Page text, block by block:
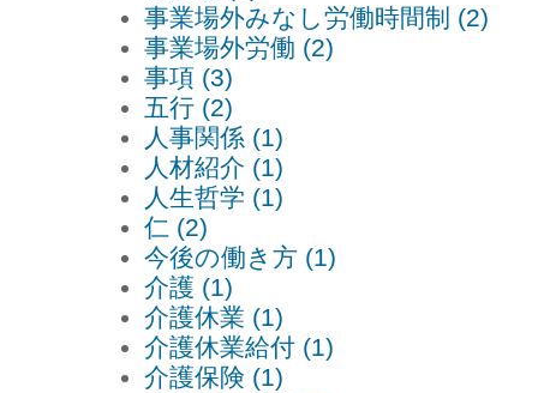
事業場外みなし労働時間制 (2)
事業場外労働 (2)
事項 (3)
五行 (2)
人事関係 (1)
人材紹介 (1)
人生哲学 (1)
仁 (2)
今後の働き方 (1)
介護 (1)
介護休業 (1)
介護休業給付 (1)
介護保険 (1)